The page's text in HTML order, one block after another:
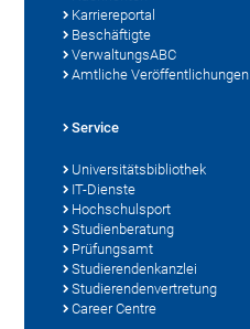
Karriereportal
Beschäftigte
VerwaltungsABC
Amtliche Veröffentlichungen
Service
Universitätsbibliothek
IT-Dienste
Hochschulsport
Studienberatung
Prüfungsamt
Studierendenkanzlei
Studierendenvertretung
Career Centre